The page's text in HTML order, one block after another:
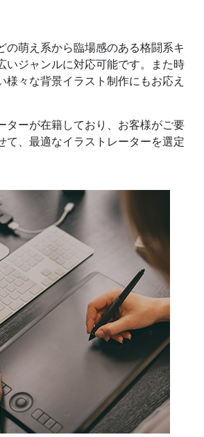
の萌え系から臨場感のある格闘系キ
いジャンルに対応可能です。また時
様々な背景イラスト制作にもお応え
ターが在籍しており、お客様がご要
て、最適なイラストレーターを選定